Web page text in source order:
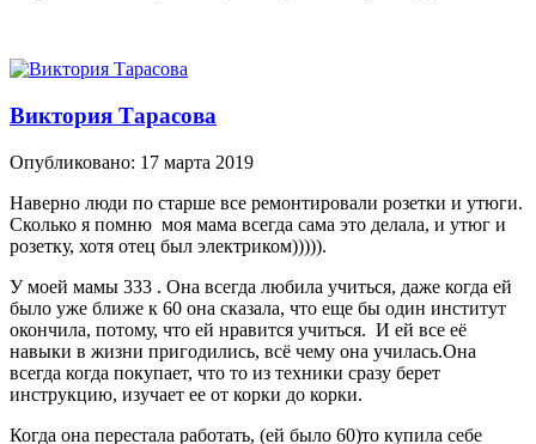
Виктория Тарасова
Опубликовано: 17 марта 2019
Наверно люди по старше все ремонтировали розетки и утюги.
Сколько я помню моя мама всегда сама это делала, и утюг и
розетку, хотя отец был электриком))))).
У моей мамы 333 . Она всегда любила учиться, даже когда ей
было уже ближе к 60 она сказала, что еще бы один институт
окончила, потому, что ей нравится учиться. И ей все её
навыки в жизни пригодились, всё чему она училась.Она
всегда когда покупает, что то из техники сразу берет
инструкцию, изучает ее от корки до корки.
Когда она перестала работать, (ей было 60)то купила себе